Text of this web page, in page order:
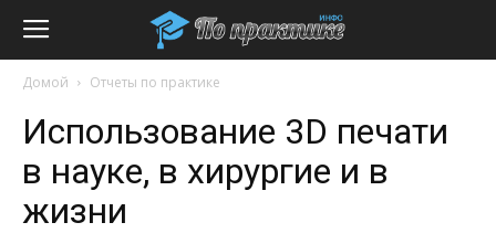
Домой Отчеты по практике
Использование 3D печати
в науке, в хирургие и в
жизни